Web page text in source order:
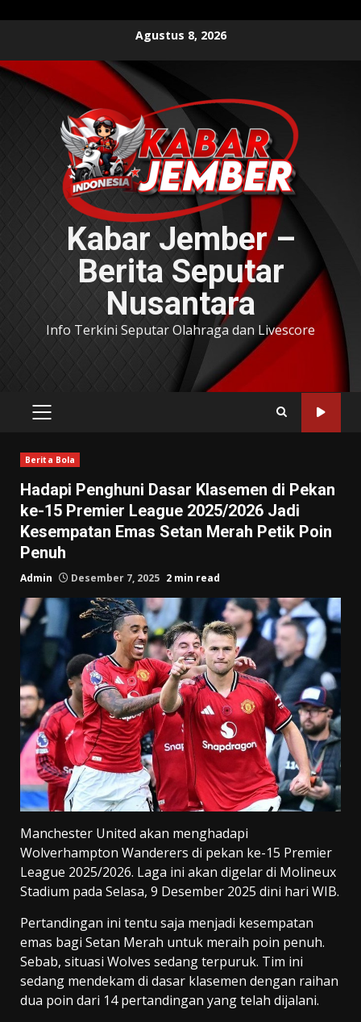
content
Agustus 8, 2026
Kabar Jember –
Berita Seputar
Nusantara
Info Terkini Seputar Olahraga dan Livescore
PRIMARY
Berita Bola
Hadapi Penghuni Dasar Klasemen di Pekan
ke-15 Premier League 2025/2026 Jadi
Kesempatan Emas Setan Merah Petik Poin
Penuh
Admin Desember 7, 2025 2 min read
Manchester United akan menghadapi
Wolverhampton Wanderers di pekan ke-15 Premier
League 2025/2026. Laga ini akan digelar di Molineux
Stadium pada Selasa, 9 Desember 2025 dini hari WIB.
Pertandingan ini tentu saja menjadi kesempatan
emas bagi Setan Merah untuk meraih poin penuh.
Sebab, situasi Wolves sedang terpuruk. Tim ini
sedang mendekam di dasar klasemen dengan raihan
dua poin dari 14 pertandingan yang telah dijalani.